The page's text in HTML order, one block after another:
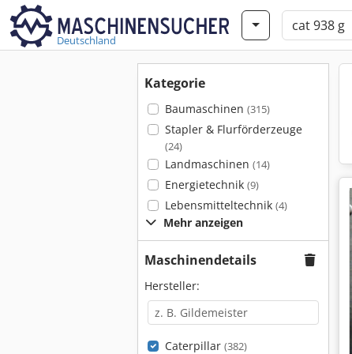
Deutschland
Kategorie
Baumaschinen (315)
Stapler & Flurförderzeuge
(24)
Landmaschinen (14)
Energietechnik (9)
Lebensmitteltechnik (4)
Mehr anzeigen
Maschinendetails
Hersteller:
Caterpillar (382)